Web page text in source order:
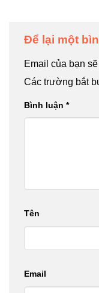
Để lại một
Email của bạn
Các trường bắt
Bình luận *
Tên
Email